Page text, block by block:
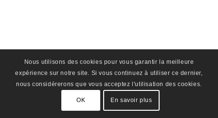
Nous utilisons des cookies pour vous garantir la meilleure
expérience sur notre site. Si vous continuez à utiliser ce dernier,
nous considérerons que vous acceptez l'utilisation des cookies.
OK En savoir plus